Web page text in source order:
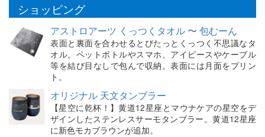
ショッピング
アストロアーツ くっつくタオル 〜 包むーん
表面と裏面を合わせるとぴたっとくっつく不思議なタ
オル。ペットボトルやスマホ、アイピースやケーブル
等を結び目なしで包んで収納。表面には月面をプリン
ト。
オリジナル 天文タンブラー
【星空に乾杯！】黄道12星座とマウナケアの星空をデ
ザインしたステンレスサーモタンブラー。黄道12星座
に新色モカブラウンが追加。